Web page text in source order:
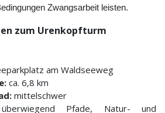
Zwangsarbeit leisten.
zum Urenkopfturm
am Waldseeweg
ca. 6,8 km
mittelschwer
Pfade, Natur- und